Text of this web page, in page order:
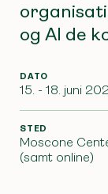
og AI de
DATO
15. - 18. juni
STED
Moscone
(samt online)